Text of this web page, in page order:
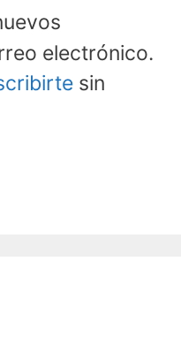
electrónico.
sin